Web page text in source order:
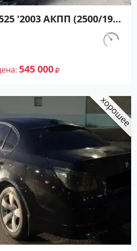
'2003 АКПП (2500/192
Кореновск
по цене 545000
№27347 на сайте
км.
545 000